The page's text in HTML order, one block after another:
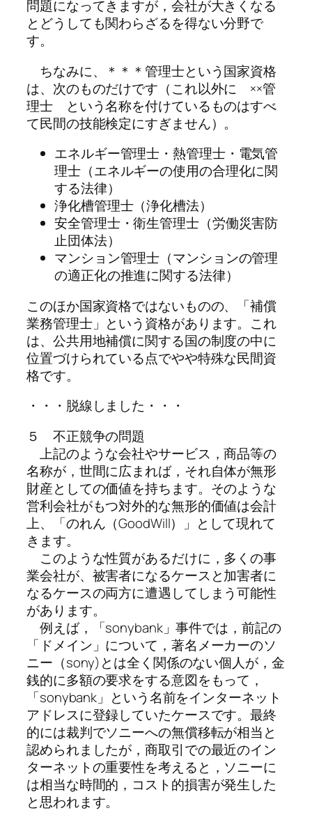
問題になってきますが，会社が大きくなる
とどうしても関わらざるを得ない分野で
す。
ちなみに、＊＊＊管理士という国家資格
は、次のものだけです（これ以外に ××管
理士 という名称を付けているものはすべ
て民間の技能検定にすぎません）。
エネルギー管理士・熱管理士・電気管
理士（エネルギーの使用の合理化に関
する法律）
浄化槽管理士（浄化槽法）
安全管理士・衛生管理士（労働災害防
止団体法）
マンション管理士（マンションの管理
の適正化の推進に関する法律）
このほか国家資格ではないものの、「補償
業務管理士」という資格があります。これ
は、公共用地補償に関する国の制度の中に
位置づけられている点でやや特殊な民間資
格です。
・・・脱線しました・・・
５ 不正競争の問題
上記のような会社やサービス，商品等の
名称が，世間に広まれば，それ自体が無形
財産としての価値を持ちます。そのような
営利会社がもつ対外的な無形的価値は会計
上、「のれん（GoodWill）」として現れて
きます。
このような性質があるだけに，多くの事
業会社が、被害者になるケースと加害者に
なるケースの両方に遭遇してしまう可能性
があります。
例えば，「sonybank」事件では，前記の
「ドメイン」について，著名メーカーのソ
ニー（sony)とは全く関係のない個人が，金
銭的に多額の要求をする意図をもって，
「sonybank」という名前をインターネット
アドレスに登録していたケースです。最終
的には裁判でソニーへの無償移転が相当と
認められましたが，商取引での最近のイン
ターネットの重要性を考えると，ソニーに
は相当な時間的，コスト的損害が発生した
と思われます。